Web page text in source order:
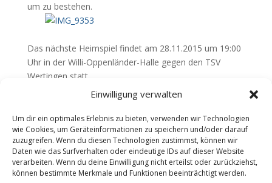
Einwilligung verwalten
Um dir ein optimales Erlebnis zu bieten, verwenden wir Technologien
wie Cookies, um Geräteinformationen zu speichern und/oder darauf
zuzugreifen. Wenn du diesen Technologien zustimmst, können wir
Daten wie das Surfverhalten oder eindeutige IDs auf dieser Website
verarbeiten. Wenn du deine Einwilligung nicht erteilst oder zurückziehst,
können bestimmte Merkmale und Funktionen beeinträchtigt werden.
um zu bestehen.
Das nächste Heimspiel findet am 28.11.2015 um 19:00
Uhr in der Willi-Oppenländer-Halle gegen den TSV
Wertingen statt.
Teilen mit: